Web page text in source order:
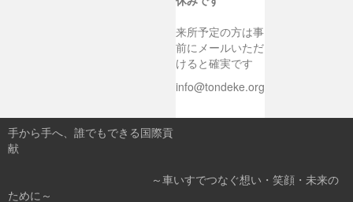
来所予定の方は事
前にメールいただ
けると確実です
info@tondeke.org
手から手へ、誰でもできる国際貢
献
～車いすでつなぐ想い・笑顔・未来の
ために～